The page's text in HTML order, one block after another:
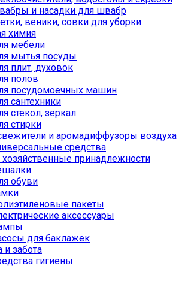
и насадки для швабр
веники, совки для уборки
химия
мебели
мытья посуды
плит, духовок
полов
посудомоечных машин
сантехники
стекол, зеркал
стирки
и аромадиффузоры воздуха
средства
хозяйственные принадлежности
обуви
пакеты
аксессуары
для баклажек
и забота
гигиены